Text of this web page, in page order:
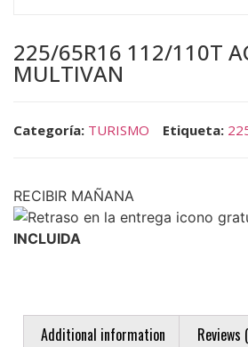
225/65R16 112/110T
MULTIVAN
Categoría: TURISMO Etiqueta:
RECIBIR MAÑANA
INCLUIDA
Additional information Reviews